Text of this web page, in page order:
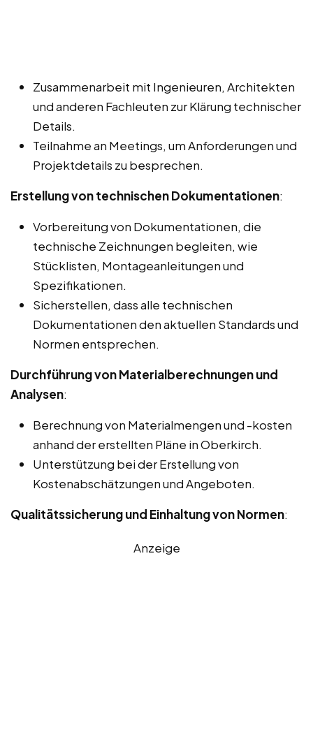
Zusammenarbeit mit Ingenieuren, Architekten
und anderen Fachleuten zur Klärung technischer
Details.
Teilnahme an Meetings, um Anforderungen und
Projektdetails zu besprechen.
Erstellung von technischen Dokumentationen:
Vorbereitung von Dokumentationen, die
technische Zeichnungen begleiten, wie
Stücklisten, Montageanleitungen und
Spezifikationen.
Sicherstellen, dass alle technischen
Dokumentationen den aktuellen Standards und
Normen entsprechen.
Durchführung von Materialberechnungen und
Analysen:
Berechnung von Materialmengen und -kosten
anhand der erstellten Pläne in Oberkirch.
Unterstützung bei der Erstellung von
Kostenabschätzungen und Angeboten.
Qualitätssicherung und Einhaltung von Normen:
Anzeige